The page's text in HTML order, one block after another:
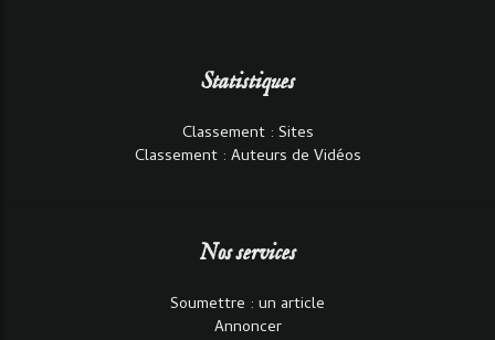
Statistiques
Classement : Sites
Classement : Auteurs de Vidéos
Nos services
Soumettre : un article
Annoncer